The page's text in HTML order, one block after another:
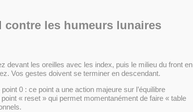
contre les humeurs lunaires
devant les oreilles avec les index, puis le milieu du front en
Vos gestes doivent se terminer en descendant.
0 : ce point a une action majeure sur l’équilibre
« reset » qui permet momentanément de faire « table